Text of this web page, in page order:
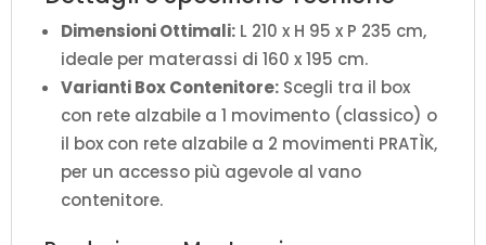
Dimensioni Ottimali: L 210 x H 95 x P 235 cm,
ideale per materassi di 160 x 195 cm.
Varianti Box Contenitore: Scegli tra il box
con rete alzabile a 1 movimento (classico) o
il box con rete alzabile a 2 movimenti PRATÌK,
per un accesso più agevole al vano
contenitore.